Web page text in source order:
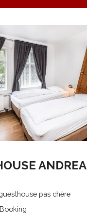
ANDREA
pas chère